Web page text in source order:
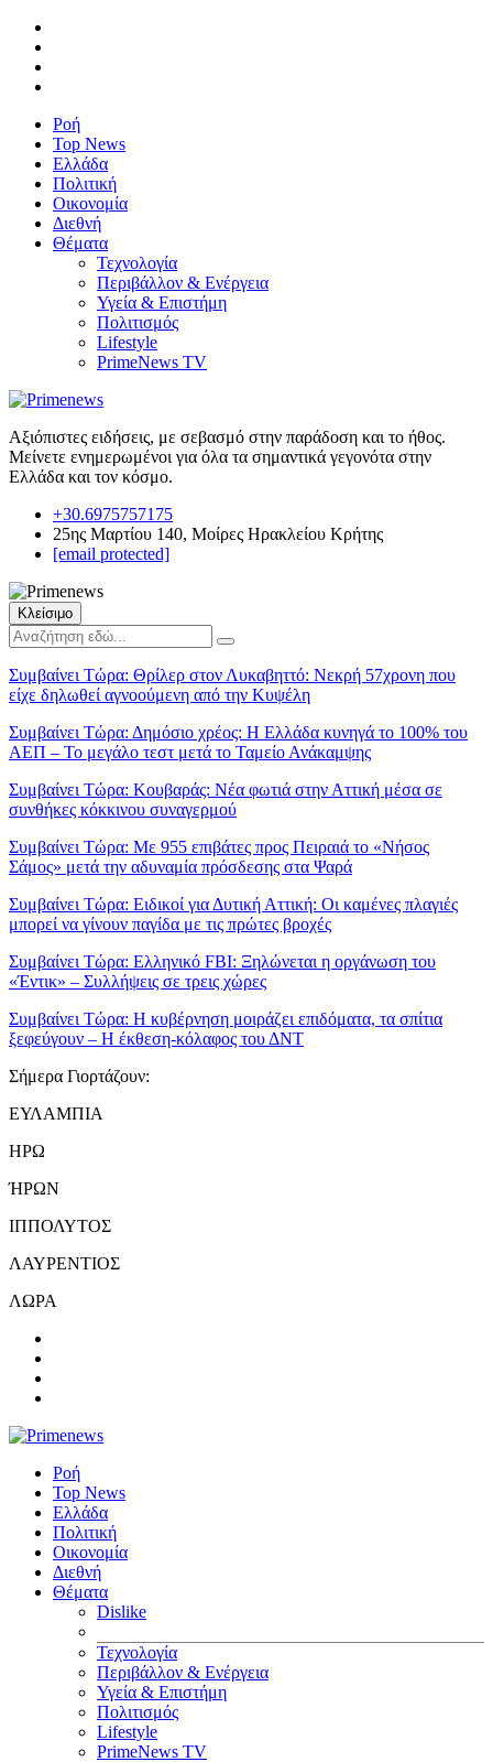
Ροή
Top News
Ελλάδα
Πολιτική
Οικονομία
Διεθνή
Θέματα
Τεχνολογία
Περιβάλλον & Ενέργεια
Υγεία & Επιστήμη
Πολιτισμός
Lifestyle
PrimeNews TV
Αξιόπιστες ειδήσεις, με σεβασμό στην παράδοση και το ήθος.
Μείνετε ενημερωμένοι για όλα τα σημαντικά γεγονότα στην
Ελλάδα και τον κόσμο.
+30.6975757175
25ης Μαρτίου 140, Μοίρες Ηρακλείου Κρήτης
[email protected]
Κλείσιμο
Συμβαίνει Τώρα: Θρίλερ στον Λυκαβηττό: Νεκρή 57χρονη που
είχε δηλωθεί αγνοούμενη από την Κυψέλη
Συμβαίνει Τώρα: Δημόσιο χρέος: Η Ελλάδα κυνηγά το 100% του
ΑΕΠ – Το μεγάλο τεστ μετά το Ταμείο Ανάκαμψης
Συμβαίνει Τώρα: Κουβαράς: Νέα φωτιά στην Αττική μέσα σε
συνθήκες κόκκινου συναγερμού
Συμβαίνει Τώρα: Με 955 επιβάτες προς Πειραιά το «Νήσος
Σάμος» μετά την αδυναμία πρόσδεσης στα Ψαρά
Συμβαίνει Τώρα: Ειδικοί για Δυτική Αττική: Οι καμένες πλαγιές
μπορεί να γίνουν παγίδα με τις πρώτες βροχές
Συμβαίνει Τώρα: Ελληνικό FBI: Ξηλώνεται η οργάνωση του
«Έντικ» – Συλλήψεις σε τρεις χώρες
Συμβαίνει Τώρα: Η κυβέρνηση μοιράζει επιδόματα, τα σπίτια
ξεφεύγουν – Η έκθεση-κόλαφος του ΔΝΤ
Σήμερα Γιορτάζουν:
ΕΥΛΑΜΠΙΑ
ΗΡΩ
ΉΡΩΝ
ΙΠΠΟΛΥΤΟΣ
ΛΑΥΡΕΝΤΙΟΣ
ΛΩΡΑ
Ροή
Top News
Ελλάδα
Πολιτική
Οικονομία
Διεθνή
Θέματα
Dislike
Τεχνολογία
Περιβάλλον & Ενέργεια
Υγεία & Επιστήμη
Πολιτισμός
Lifestyle
PrimeNews TV